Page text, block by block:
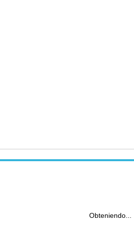
Obteniendo...